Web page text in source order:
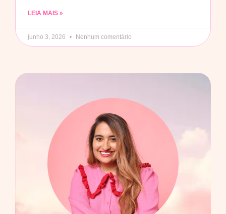
LEIA MAIS »
junho 3, 2026 Nenhum comentário